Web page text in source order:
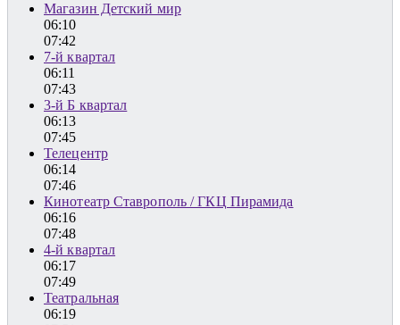
Магазин Детский мир
06:10
07:42
7-й квартал
06:11
07:43
3-й Б квартал
06:13
07:45
Телецентр
06:14
07:46
Кинотеатр Ставрополь / ГКЦ Пирамида
06:16
07:48
4-й квартал
06:17
07:49
Театральная
06:19